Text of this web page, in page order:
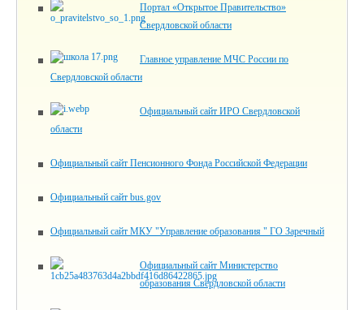
Портал «Открытое Правительство»
Свердловской области
Главное управление МЧС России по
Свердловской области
Официальный сайт ИРО Свердловской
области
Официальный сайт Пенсионного Фонда Российской Федерации
Официальный сайт bus.gov
Официальный сайт МКУ "Управление образования " ГО Заречный
Официальный сайт Министерство
образования Свердловской области